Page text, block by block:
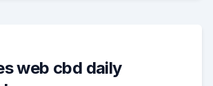
web cbd daily